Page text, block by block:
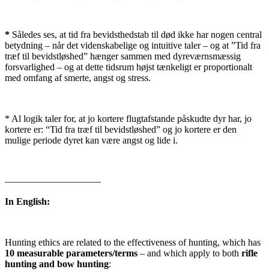
* Således ses, at tid fra bevidsthedstab til død ikke har nogen central
betydning – når det videnskabelige og intuitive taler – og at ”Tid fra
træf til bevidstløshed” hænger sammen med dyreværnsmæssig
forsvarlighed – og at dette tidsrum højst tænkeligt er proportionalt
med omfang af smerte, angst og stress.
* Al logik taler for, at jo kortere flugtafstande påskudte dyr har, jo
kortere er: “Tid fra træf til bevidstløshed” og jo kortere er den
mulige periode dyret kan være angst og lide i.
——————————
In English:
Hunting ethics are related to the effectiveness of hunting, which has
10 measurable parameters/terms – and which apply to both rifle
hunting and bow hunting: